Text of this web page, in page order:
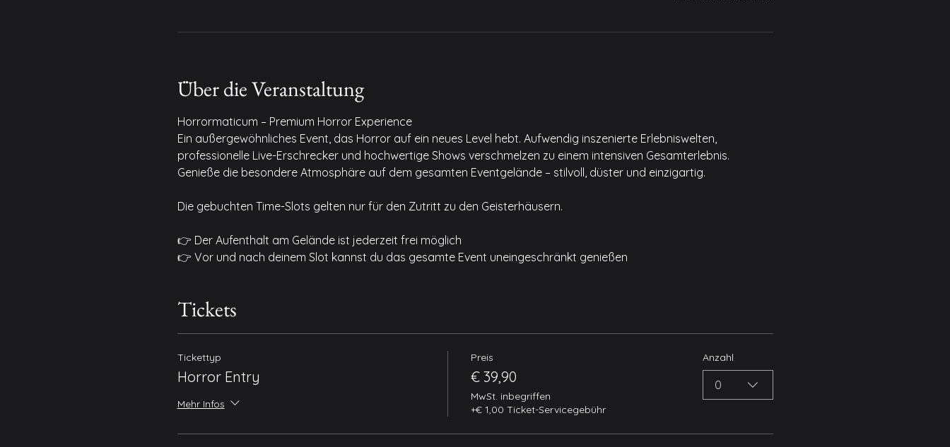
Über die Veranstaltung
Horrormaticum – Premium Horror Experience
Ein außergewöhnliches Event, das Horror auf ein neues Level hebt. Aufwendig inszenierte Erlebniswelten,
professionelle Live-Erschrecker und hochwertige Shows verschmelzen zu einem intensiven Gesamterlebnis.
Genieße die besondere Atmosphäre auf dem gesamten Eventgelände – stilvoll, düster und einzigartig.
Die gebuchten Time-Slots gelten nur für den Zutritt zu den Geisterhäusern.
👉 Der Aufenthalt am Gelände ist jederzeit frei möglich
👉 Vor und nach deinem Slot kannst du das gesamte Event uneingeschränkt genießen
Tickets
Tickettyp
Horror Entry
Mehr Infos
Preis
€ 39,90
MwSt. inbegriffen
+€ 1,00 Ticket-Servicegebühr
Anzahl
0